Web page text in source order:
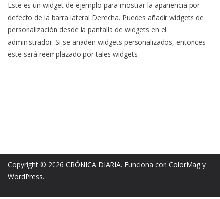
Este es un widget de ejemplo para mostrar la apariencia por
defecto de la barra lateral Derecha. Puedes añadir widgets de
personalización desde la pantalla de widgets en el
administrador. Si se añaden widgets personalizados, entonces
este será reemplazado por tales widgets.
Copyright © 2026 CRÓNICA DIARIA. Funciona con ColorMag y
WordPress.